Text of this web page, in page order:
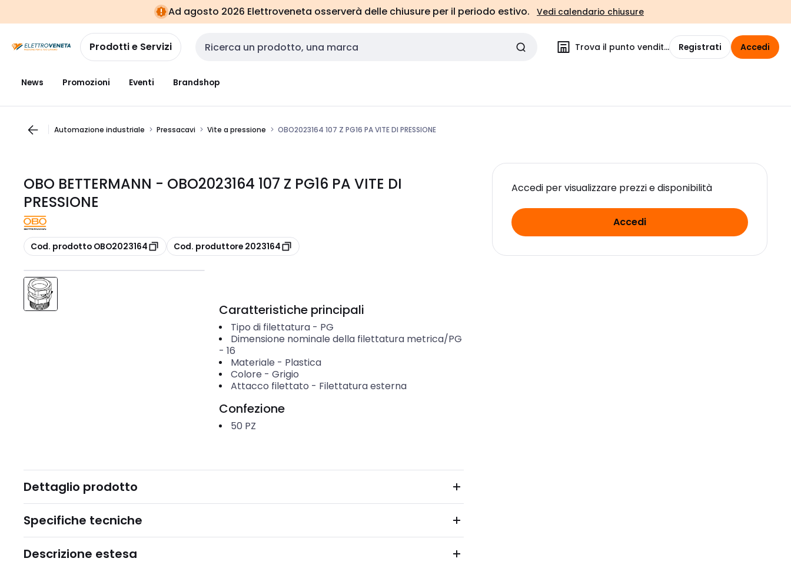
navigazionealla
pagina
Ad agosto 2026 Elettroveneta osserverà delle chiusure per il periodo estivo. Vedi calendario chiusure
Prodotti e Servizi Cerca input Trova il punto vendita Registrati Accedi
News Promozioni Eventi Brandshop
Automazione industriale Pressacavi Vite a pressione OBO2023164 107 Z PG16 PA VITE DI PRESSIONE
OBO BETTERMANN - OBO2023164 107 Z PG16 PA VITE DI
PRESSIONE
copia
Cod. prodotto OBO2023164 copia
Cod. produttore 2023164
Accedi per visualizzare prezzi e disponibilità
Accedi
Caratteristiche principali
Tipo di filettatura- PG
Dimensione nominale della filettatura metrica/PG
- 16
Materiale - Plastica
Colore - Grigio
Attacco filettato - Filettatura esterna
Confezione
50 PZ
Dettaglio prodotto
Specifiche tecniche
Descrizione estesa